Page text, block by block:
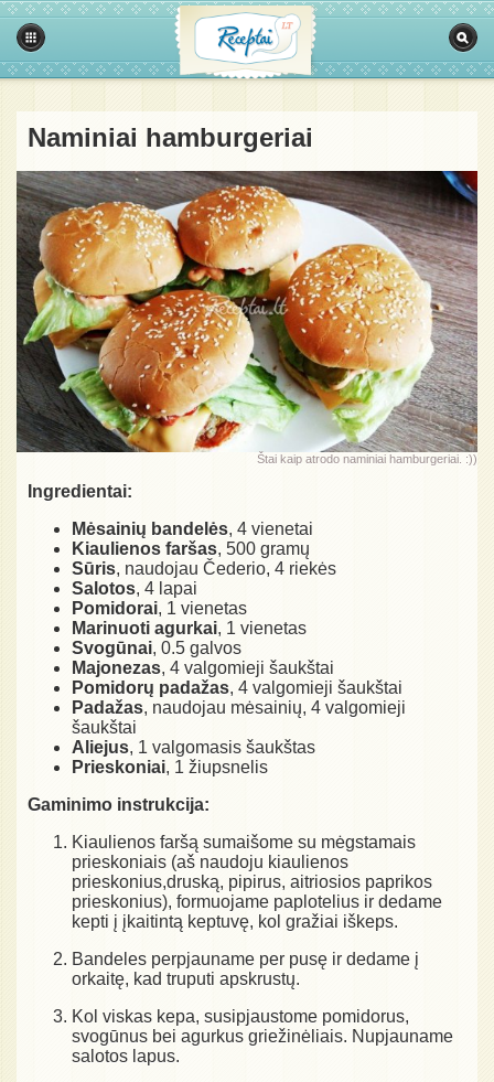
Naminiai hamburgeriai
Štai kaip atrodo naminiai hamburgeriai. :))
Ingredientai:
Mėsainių bandelės, 4 vienetai
Kiaulienos faršas, 500 gramų
Sūris, naudojau Čederio, 4 riekės
Salotos, 4 lapai
Pomidorai, 1 vienetas
Marinuoti agurkai, 1 vienetas
Svogūnai, 0.5 galvos
Majonezas, 4 valgomieji šaukštai
Pomidorų padažas, 4 valgomieji šaukštai
Padažas, naudojau mėsainių, 4 valgomieji
šaukštai
Aliejus, 1 valgomasis šaukštas
Prieskoniai, 1 žiupsnelis
Gaminimo instrukcija:
Kiaulienos faršą sumaišome su mėgstamais
prieskoniais (aš naudoju kiaulienos
prieskonius,druską, pipirus, aitriosios paprikos
prieskonius), formuojame paplotelius ir dedame
kepti į įkaitintą keptuvę, kol gražiai iškeps.
Bandeles perpjauname per pusę ir dedame į
orkaitę, kad truputi apskrustų.
Kol viskas kepa, susipjaustome pomidorus,
svogūnus bei agurkus griežinėliais. Nupjauname
salotos lapus.